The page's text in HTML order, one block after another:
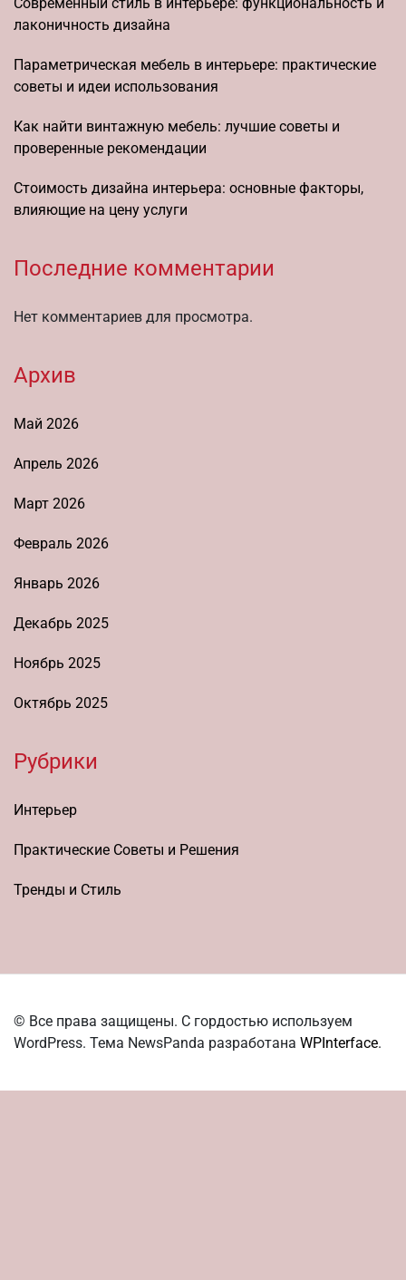
лаконичность дизайна
Параметрическая мебель в интерьере: практические
советы и идеи использования
Как найти винтажную мебель: лучшие советы и
проверенные рекомендации
Стоимость дизайна интерьера: основные факторы,
влияющие на цену услуги
Последние комментарии
Нет комментариев для просмотра.
Архив
Май 2026
Апрель 2026
Март 2026
Февраль 2026
Январь 2026
Декабрь 2025
Ноябрь 2025
Октябрь 2025
Рубрики
Интерьер
Практические Советы и Решения
Тренды и Стиль
© Все права защищены. С гордостью используем
WordPress. Тема NewsPanda разработана WPInterface.